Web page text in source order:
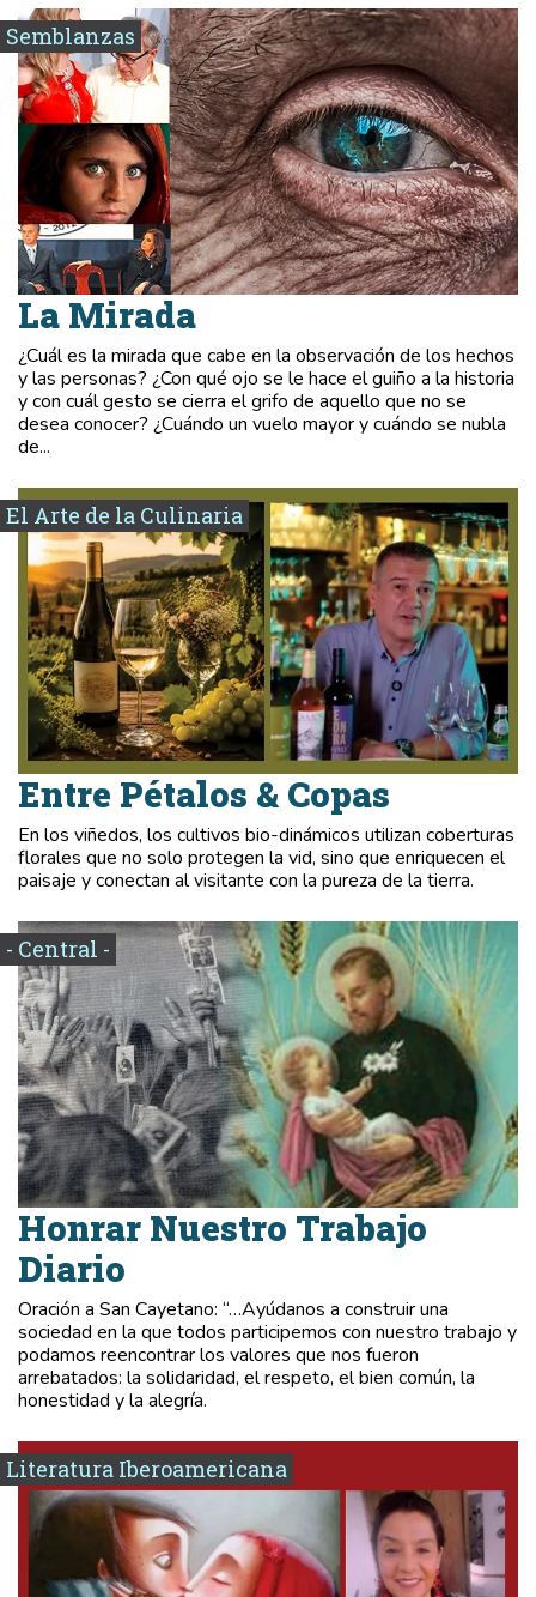
Semblanzas
La Mirada
¿Cuál es la mirada que cabe en la observación de los hechos
y las personas? ¿Con qué ojo se le hace el guiño a la historia
y con cuál gesto se cierra el grifo de aquello que no se
desea conocer? ¿Cuándo un vuelo mayor y cuándo se nubla
de...
El Arte de la Culinaria
Entre Pétalos & Copas
En los viñedos, los cultivos bio-dinámicos utilizan coberturas
florales que no solo protegen la vid, sino que enriquecen el
paisaje y conectan al visitante con la pureza de la tierra.
- Central -
Honrar Nuestro Trabajo
Diario
Oración a San Cayetano: “…Ayúdanos a construir una
sociedad en la que todos participemos con nuestro trabajo y
podamos reencontrar los valores que nos fueron
arrebatados: la solidaridad, el respeto, el bien común, la
honestidad y la alegría.
Literatura Iberoamericana